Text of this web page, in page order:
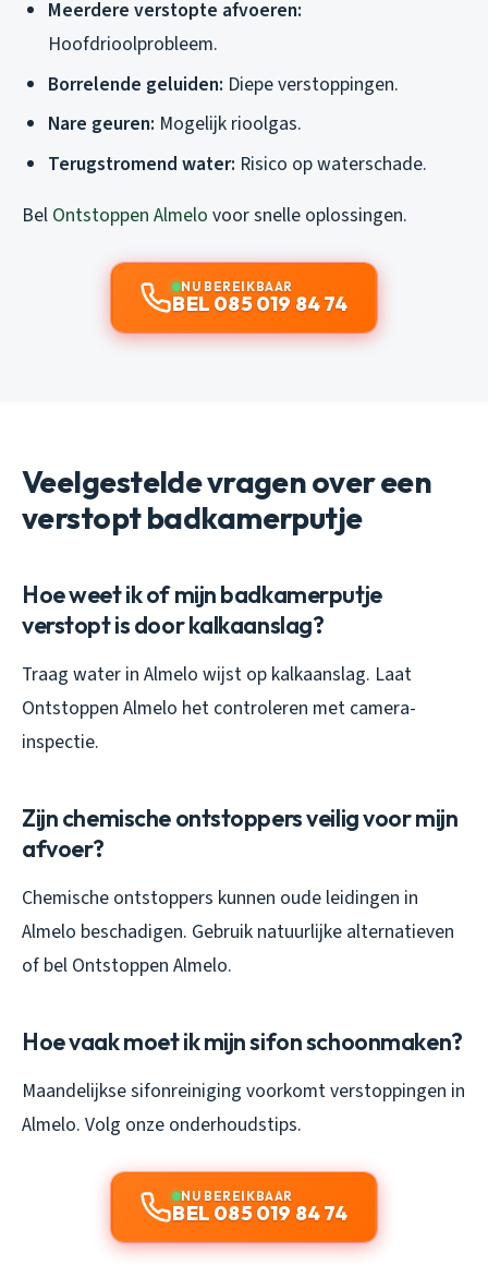
Meerdere verstopte afvoeren:
Hoofdrioolprobleem.
Borrelende geluiden: Diepe verstoppingen.
Nare geuren: Mogelijk rioolgas.
Terugstromend water: Risico op waterschade.
Bel Ontstoppen Almelo voor snelle oplossingen.
NU BEREIKBAAR
BEL 085 019 84 74
Veelgestelde vragen over een
verstopt badkamerputje
Hoe weet ik of mijn badkamerputje
verstopt is door kalkaanslag?
Traag water in Almelo wijst op kalkaanslag. Laat
Ontstoppen Almelo het controleren met camera-
inspectie.
Zijn chemische ontstoppers veilig voor mijn
afvoer?
Chemische ontstoppers kunnen oude leidingen in
Almelo beschadigen. Gebruik natuurlijke alternatieven
of bel Ontstoppen Almelo.
Hoe vaak moet ik mijn sifon schoonmaken?
Maandelijkse sifonreiniging voorkomt verstoppingen in
Almelo. Volg onze onderhoudstips.
NU BEREIKBAAR
BEL 085 019 84 74